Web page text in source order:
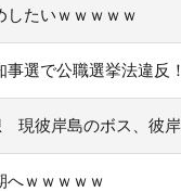
したいｗｗｗｗｗ
事選で公職選挙法違
現彼岸島のボス、彼岸
へｗｗｗｗｗ